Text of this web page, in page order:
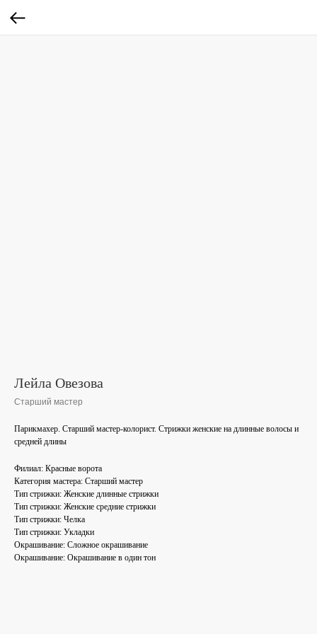
Лейла Овезова
Старший мастер
Парикмахер. Старший мастер-колорист. Стрижки женские на длинные волосы и
средней длины
Филиал: Красные ворота
Категория мастера: Старший мастер
Тип стрижки: Женские длинные стрижки
Тип стрижки: Женские средние стрижки
Тип стрижки: Челка
Тип стрижки: Укладки
Окрашивание: Сложное окрашивание
Окрашивание: Окрашивание в один тон